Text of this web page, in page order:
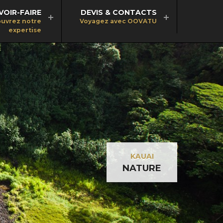
FAIRE
notre
expertise
DEVIS & CONTACTS
Voyagez avec OOVATU
KAUAI
NATURE